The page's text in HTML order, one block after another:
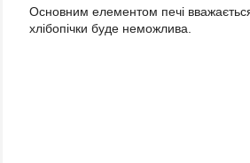
Основним елементом печі
хлібопічки буде неможлива.